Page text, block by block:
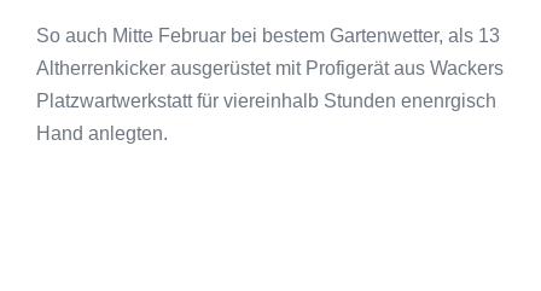
So auch Mitte Februar bei bestem Gartenwetter, als 13
Altherrenkicker ausgerüstet mit Profigerät aus Wackers
Platzwartwerkstatt für viereinhalb Stunden enenrgisch
Hand anlegten.